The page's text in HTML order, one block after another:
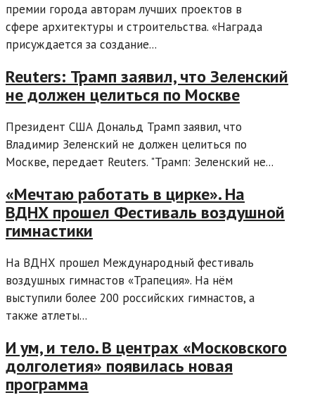
премии города авторам лучших проектов в
сфере архитектуры и строительства. «Награда
присуждается за создание...
Reuters: Трамп заявил, что Зеленский
не должен целиться по Москве
Президент США Дональд Трамп заявил, что
Владимир Зеленский не должен целиться по
Москве, передает Reuters. "Трамп: Зеленский не...
«Мечтаю работать в цирке». На
ВДНХ прошел Фестиваль воздушной
гимнастики
На ВДНХ прошел Международный фестиваль
воздушных гимнастов «Трапеция». На нём
выступили более 200 российских гимнастов, а
также атлеты...
И ум, и тело. В центрах «Московского
долголетия» появилась новая
программа